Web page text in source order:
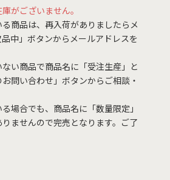
がございません。
商品は、再入荷がありましたらメ
中」ボタンからメールアドレスを
い商品で商品名に「受注生産」と
問い合わせ」ボタンからご相談・
場合でも、商品名に「数量限定」
ませんので完売となります。ご了